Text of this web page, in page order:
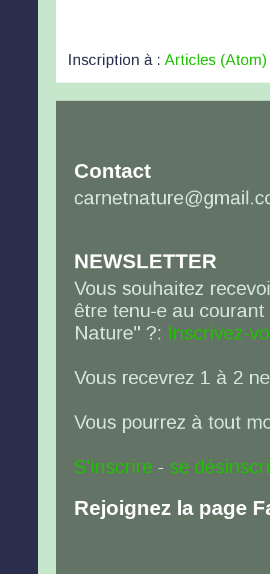
Inscription à : Articles (Atom)
Contact
NEWSLETTER
Vous souhaitez
être tenu-e au
Nature" ?: Inscrivez-
Vous recevrez 1 à 2
Vous pourrez à tout
S'inscrire - se
Rejoignez la page